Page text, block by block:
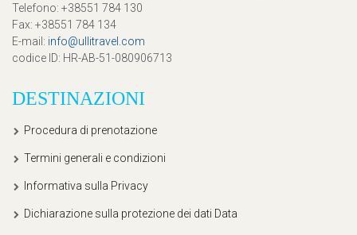
Telefono: +38551 784 130
Fax: +38551 784 134
E-mail : info@ullitravel.com
codice ID: HR-AB-51-080906713
DESTINAZIONI
Procedura di prenotazione
Termini generali e condizioni
Informativa sulla Privacy
Dichiarazione sulla protezione dei dati Data